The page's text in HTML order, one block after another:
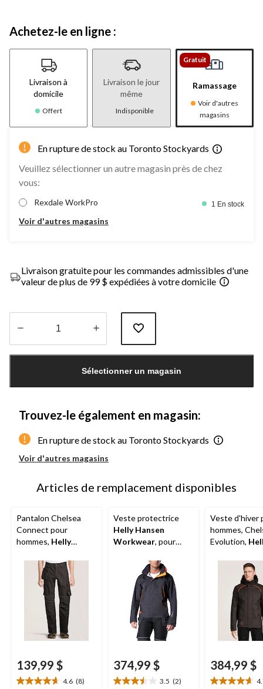
Achetez-le en ligne :
Livraison à
domicile
Offert
Livraison le jour
même
Indisponible
Gratuit
Ramassage
Voir d'autres
magasins
En rupture de stock au Toronto Stockyards
Veuillez sélectionner un autre magasin près de chez
vous:
Rexdale WorkPro 1 En stock
Voir d'autres magasins
Livraison gratuite pour les commandes admissibles d'une
valeur de plus de 99 $ expédiées à votre domicile
jour
Sélectionner un magasin
Trouvez-le également en magasin:
En rupture de stock au Toronto Stockyards
Voir d'autres magasins
Articles de remplacement disponibles
Pantalon Chelsea
Connect pour
hommes, Helly
139,99 $
4.6 (8)
4.6
Veste protectrice
Helly Hansen
Workwear, pour
Evolution
374,99 $
3.5 (2)
3.5
Veste d'hiver
hommes,
Evolution,
384,99 $
4.7